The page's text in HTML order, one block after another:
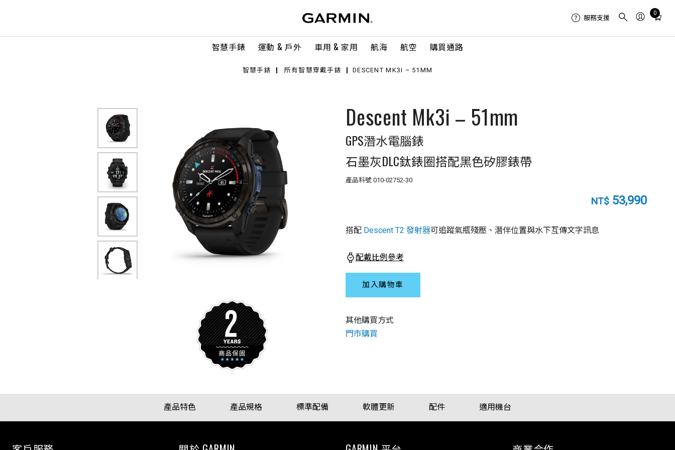
智慧手錶 運動 & 戶外 車用 & 家用 航海 航空 購買通路
服務支援
0
Total
in
智慧手錶 所有智慧穿戴手錶 DESCENT MK3I – 51MM
Descent Mk3i – 51mm
GPS潛水電腦錶
石墨灰DLC鈦錶圈搭配黑色矽膠錶帶
產品料號 010-02752-30
NT$ 53,990
搭配 Descent T2 發射器可追蹤氣瓶殘壓、潛伴位置與水下互傳文字訊息
配戴比例參考
加入購物車
其他購買方式
門市購買
產品特色 產品規格 標準配備 軟體更新 配件 適用機台